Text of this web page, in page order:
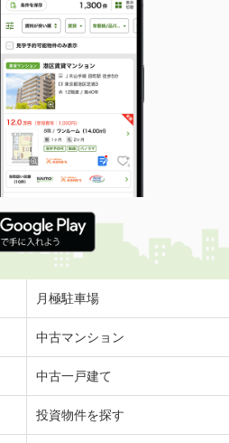
月極駐車場
中古マンション
中古一戸建て
投資物件を探す